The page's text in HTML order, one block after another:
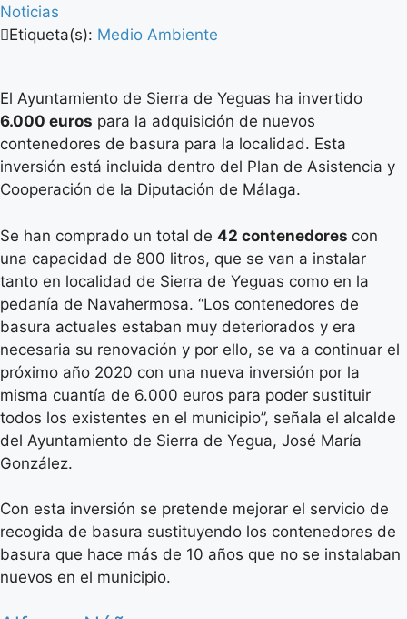
Noticias
Etiqueta(s): Medio Ambiente
El Ayuntamiento de Sierra de Yeguas ha invertido
6.000 euros para la adquisición de nuevos
contenedores de basura para la localidad. Esta
inversión está incluida dentro del Plan de Asistencia y
Cooperación de la Diputación de Málaga.
Se han comprado un total de 42 contenedores con
una capacidad de 800 litros, que se van a instalar
tanto en localidad de Sierra de Yeguas como en la
pedanía de Navahermosa. “Los contenedores de
basura actuales estaban muy deteriorados y era
necesaria su renovación y por ello, se va a continuar el
próximo año 2020 con una nueva inversión por la
misma cuantía de 6.000 euros para poder sustituir
todos los existentes en el municipio”, señala el alcalde
del Ayuntamiento de Sierra de Yegua, José María
González.
Con esta inversión se pretende mejorar el servicio de
recogida de basura sustituyendo los contenedores de
basura que hace más de 10 años que no se instalaban
nuevos en el municipio.